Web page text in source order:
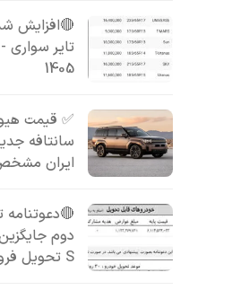
🔴افزایش
1405
✅ قیمت
سانتافه
ایران
دوم
S تحویل فروردین 1405